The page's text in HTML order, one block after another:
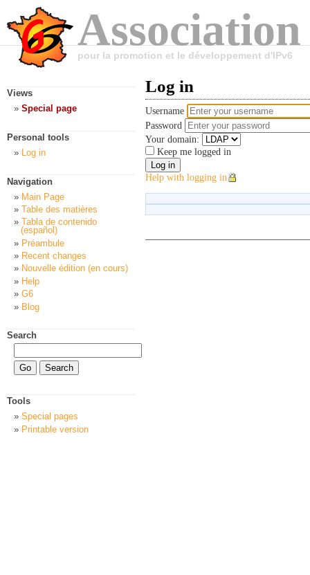
pour la promotion et le développement d'IPv6
Log in
Username
Password
Your domain:
Keep me logged in
Help with logging in
Views
Special page
Personal tools
Log in
Navigation
Main Page
Table des matières
Tabla de contenido
(español)
Préambule
Recent changes
Nouvelle édition (en cours)
Help
G6
Blog
Search
Tools
Special pages
Printable version